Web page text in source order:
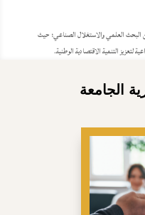
البحث العلمي والاستغلال الصناعي؛ حيث
لتعزيز التنمية الاقتصادية الوطنية.
الجامعة